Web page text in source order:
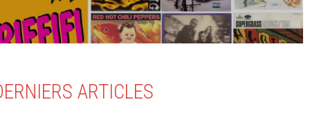
ARTICLES